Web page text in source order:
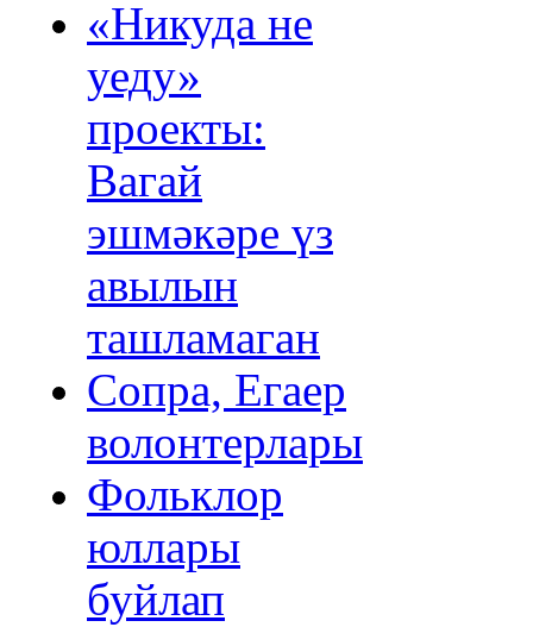
«Никуда не
уеду»
проекты:
Вагай
эшмәкәре үз
авылын
ташламаган
Сопра, Егаер
волонтерлары
Фольклор
юллары
буйлап